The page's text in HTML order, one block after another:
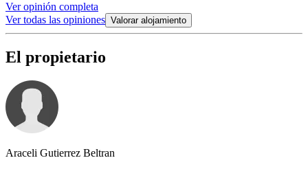
Ver opinión completa
Ver todas las opiniones Valorar alojamiento
El propietario
Araceli Gutierrez Beltran